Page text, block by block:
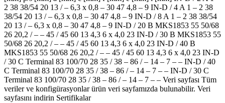
2 38 38/54 20 13 / – 6,3 x 0,8 – 30 47 4,8 – 9 IN-D / 4 A 1 – 2 38
38/54 20 13 / – 6,3 x 0,8 – 30 47 4,8 – 9 IN-D / 8 A 1 – 2 38 38/54
20 13 / – 6,3 x 0,8 – 30 47 4,8 – 9 IN-D / 20 B MKS1853 55 50/68
26 20,2 / – – 45 / 45 60 13 4,3 6 x 4,0 23 IN-D / 30 B MKS1853 55
50/68 26 20,2 / – – 45 / 45 60 13 4,3 6 x 4,0 23 IN-D / 40 B
MKS1853 55 50/68 26 20,2 / – – 45 / 45 60 13 4,3 6 x 4,0 23 IN-D
/ 30 C Terminal 83 100/70 28 35 / 38 – 86 / – 14 – 7 – – IN-D / 40
C Terminal 83 100/70 28 35 / 38 – 86 / – 14 – 7 – – IN-D / 30 C
Terminal 83 100/70 28 35 / 38 – 86 / – 14 – 7 – – Veri sayfası Tüm
veriler ve konfigürasyonlar ürün veri sayfamızda bulunabilir. Veri
sayfasını indirin Sertifikalar